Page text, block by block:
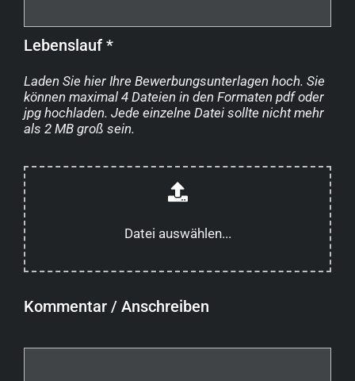
Lebenslauf *
Laden Sie hier Ihre Bewerbungsunterlagen hoch. Sie
können maximal 4 Dateien in den Formaten pdf oder
jpg hochladen. Jede einzelne Datei sollte nicht mehr
als 2 MB groß sein.
Datei auswählen...
Kommentar / Anschreiben